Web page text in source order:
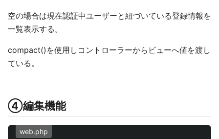
空の場合は現在認証中ユーザーと紐づいている登録情報を
一覧表示する。
compact()を使用しコントローラーからビューへ値を渡し
ている。
④編集機能
web.php